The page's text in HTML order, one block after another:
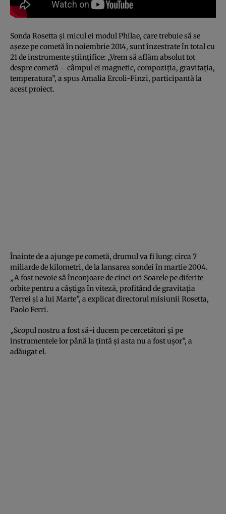
Sonda Rosetta şi micul ei modul Philae, care trebuie să se
aşeze pe cometă în noiembrie 2014, sunt înzestrate în total cu
21 de instrumente ştiinţifice: „Vrem să aflăm absolut tot
despre cometă – câmpul ei magnetic, compoziţia, gravitaţia,
temperatura”, a spus Amalia Ercoli-Finzi, participantă la
acest proiect.
Înainte de a ajunge pe cometă, drumul va fi lung: circa 7
miliarde de kilometri, de la lansarea sondei în martie 2004.
„A fost nevoie să înconjoare de cinci ori Soarele pe diferite
orbite pentru a câştiga în viteză, profitând de gravitaţia
Terrei şi a lui Marte”, a explicat directorul misiunii Rosetta,
Paolo Ferri.
„Scopul nostru a fost să-i ducem pe cercetători şi pe
instrumentele lor până la ţintă şi asta nu a fost uşor”, a
adăugat el.